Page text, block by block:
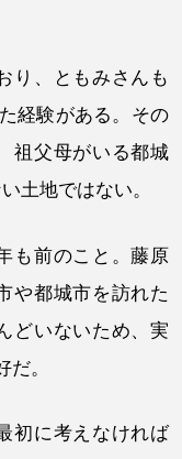
り、ともみさんも
経験がある。その
祖父母がいる都城
土地ではない。
も前のこと。藤原
や都城市を訪れた
どいないため、実
。
初に考えなければ